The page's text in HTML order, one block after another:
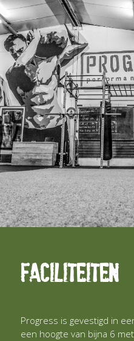
Faciliteiten
Progress is gevestigd in
een hoogte van bijna 6